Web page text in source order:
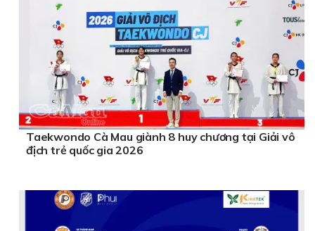
Taekwondo Cà Mau giành 8 huy chương tại Giải vô
địch trẻ quốc gia 2026